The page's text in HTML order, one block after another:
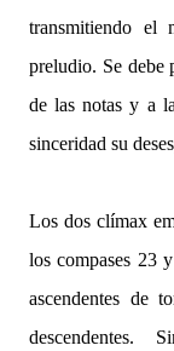
transmitiendo el
preludio. Se debe
de las notas y a
sinceridad su
Los dos clímax
los compases 23
ascendentes de
descendentes.